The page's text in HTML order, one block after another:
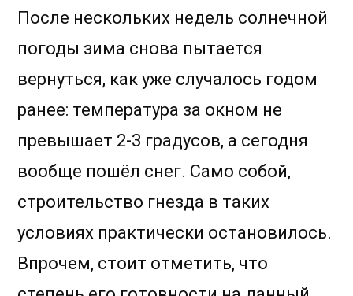
После нескольких недель солнечной
погоды зима снова пытается
вернуться, как уже случалось годом
ранее: температура за окном не
превышает 2-3 градусов, а сегодня
вообще пошёл снег. Само собой,
строительство гнезда в таких
условиях практически остановилось.
Впрочем, стоит отметить, что